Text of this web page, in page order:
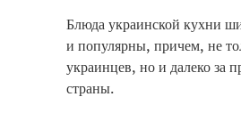
Блюда украинской кухни
и популярны, причем, не
украинцев, но и далеко за
страны.